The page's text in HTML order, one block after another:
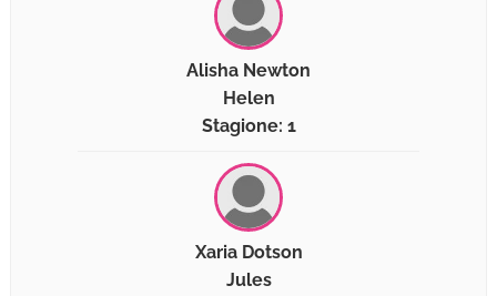
Alisha Newton
Helen
Stagione: 1
Xaria Dotson
Jules